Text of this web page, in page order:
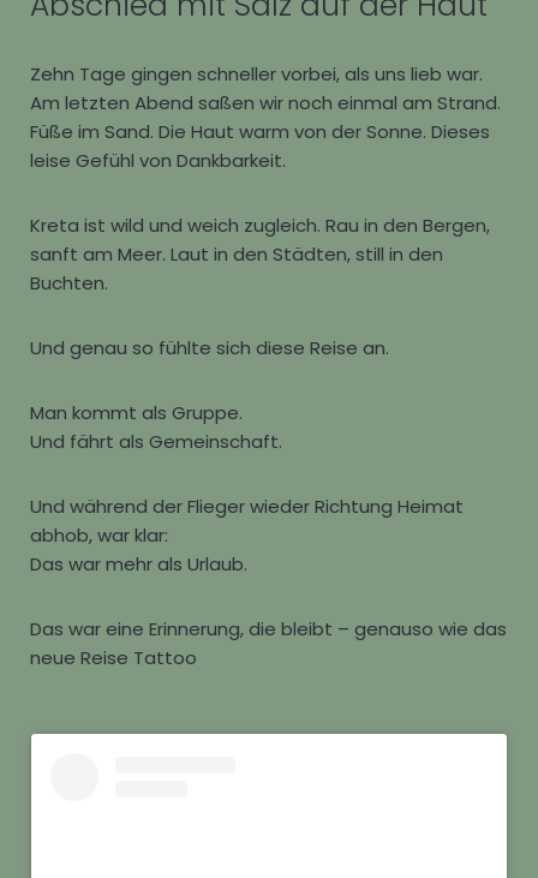
Zehn Tage gingen schneller vorbei, als uns lieb war.
Am letzten Abend saßen wir noch einmal am Strand.
Füße im Sand. Die Haut warm von der Sonne. Dieses
leise Gefühl von Dankbarkeit.
Kreta ist wild und weich zugleich. Rau in den Bergen,
sanft am Meer. Laut in den Städten, still in den
Buchten.
Und genau so fühlte sich diese Reise an.
Man kommt als Gruppe.
Und fährt als Gemeinschaft.
Und während der Flieger wieder Richtung Heimat
abhob, war klar:
Das war mehr als Urlaub.
Das war eine Erinnerung, die bleibt – genauso wie das
neue Reise Tattoo